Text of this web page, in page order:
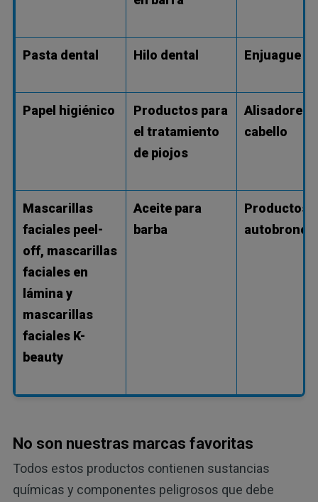
Pasta dental Hilo dental Enjuague
Papel higiénico
Productos para
el tratamiento
de piojos
Alisadores
cabello
Mascarillas
faciales peel-
off, mascarillas
faciales en
lámina y
mascarillas
faciales K-
beauty
Aceite para
barba
Productos
No son nuestras marcas favoritas
Todos estos productos contienen sustancias
químicas y componentes peligrosos que debe